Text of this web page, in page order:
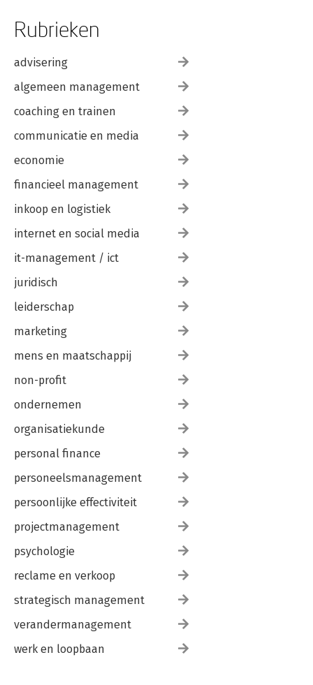
Rubrieken
advisering
algemeen management
coaching en trainen
communicatie en media
economie
financieel management
inkoop en logistiek
internet en social media
it-management / ict
juridisch
leiderschap
marketing
mens en maatschappij
non-profit
ondernemen
organisatiekunde
personal finance
personeelsmanagement
persoonlijke effectiviteit
projectmanagement
psychologie
reclame en verkoop
strategisch management
verandermanagement
werk en loopbaan